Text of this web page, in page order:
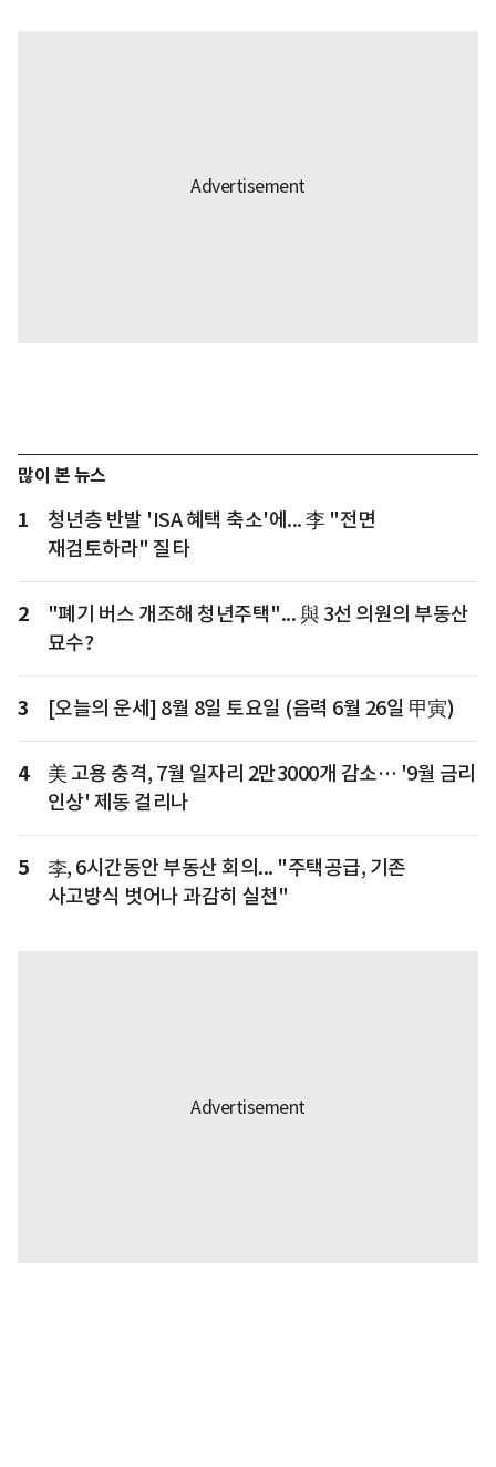
많이 본 뉴스
1
청년층 반발 'ISA 혜택 축소'에... 李 "전면
재검토하라" 질타
2
"폐기 버스 개조해 청년주택"... 與 3선 의원의 부동산
묘수?
3 [오늘의 운세] 8월 8일 토요일 (음력 6월 26일 甲寅)
4
美 고용 충격, 7월 일자리 2만3000개 감소… '9월 금리
인상' 제동 걸리나
5
李, 6시간동안 부동산 회의... "주택공급, 기존
사고방식 벗어나 과감히 실천"